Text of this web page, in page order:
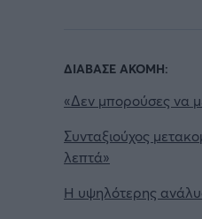
ΔΙΑΒΑΣΕ ΑΚΟΜΗ:
«Δεν μπορούσες να
Συνταξιούχος
λεπτά»
Η υψηλότερης